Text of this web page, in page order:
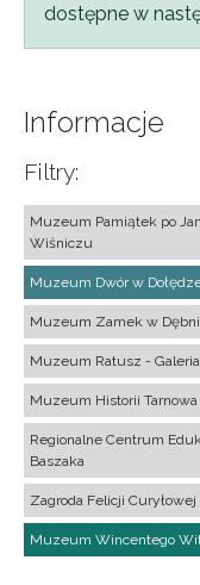
dostępne w
Informacje
Filtry:
Muzeum Pamiątek po
Wiśniczu
Muzeum Dwór w
Muzeum Zamek w
Muzeum Ratusz -
Muzeum Historii
Regionalne Centrum
Baszaka
Zagroda Felicji
Muzeum Wincentego